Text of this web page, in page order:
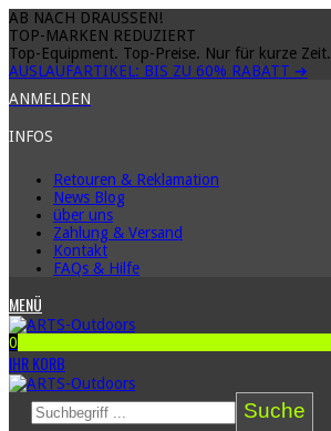
AB NACH DRAUSSEN!
TOP-MARKEN REDUZIERT
Top-Equipment. Top-Preise. Nur für kurze Zeit.
AUSLAUFARTIKEL: BIS ZU 60% RABATT ➔
ANMELDEN
INFOS
Retouren & Reklamation
News Blog
über uns
Zahlung & Versand
Kontakt
FAQs & Hilfe
MENÜ
0
IHR KORB
Suche